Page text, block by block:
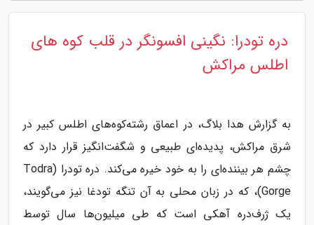
دره تودرا: نگینی افسونگر در قلب کوه های
اطلس مراکش
به گزارش هدا بلاگ، در اعماق رشته‌کوه‌های اطلس کبیر در
شرق مراکش، پدیده‌ای طبیعی و شگفت‌انگیز قرار دارد که
چشم هر بیننده‌ای را به خود خیره می‌کند. دره تودرا (Todra
Gorge)، که در زبان محلی به آن تنگه تودغا نیز می‌گویند،
یک ژرف‌دره آهکی است که طی میلیون‌ها سال توسط